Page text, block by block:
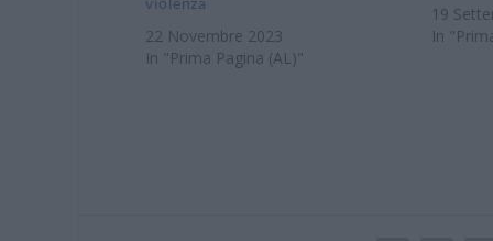
22 Novembre 2023
In "Prima Pagina (AL)"
19
In